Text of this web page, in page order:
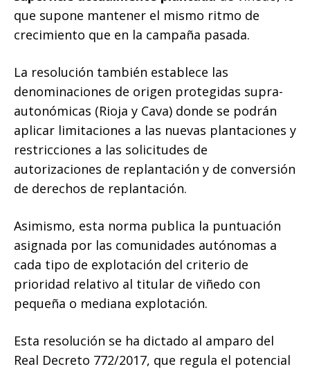
que supone mantener el mismo ritmo de
crecimiento que en la campaña pasada.
La resolución también establece las
denominaciones de origen protegidas supra-
autonómicas (Rioja y Cava) donde se podrán
aplicar limitaciones a las nuevas plantaciones y
restricciones a las solicitudes de
autorizaciones de replantación y de conversión
de derechos de replantación.
Asimismo, esta norma publica la puntuación
asignada por las comunidades autónomas a
cada tipo de explotación del criterio de
prioridad relativo al titular de viñedo con
pequeña o mediana explotación.
Esta resolución se ha dictado al amparo del
Real Decreto 772/2017, que regula el potencial